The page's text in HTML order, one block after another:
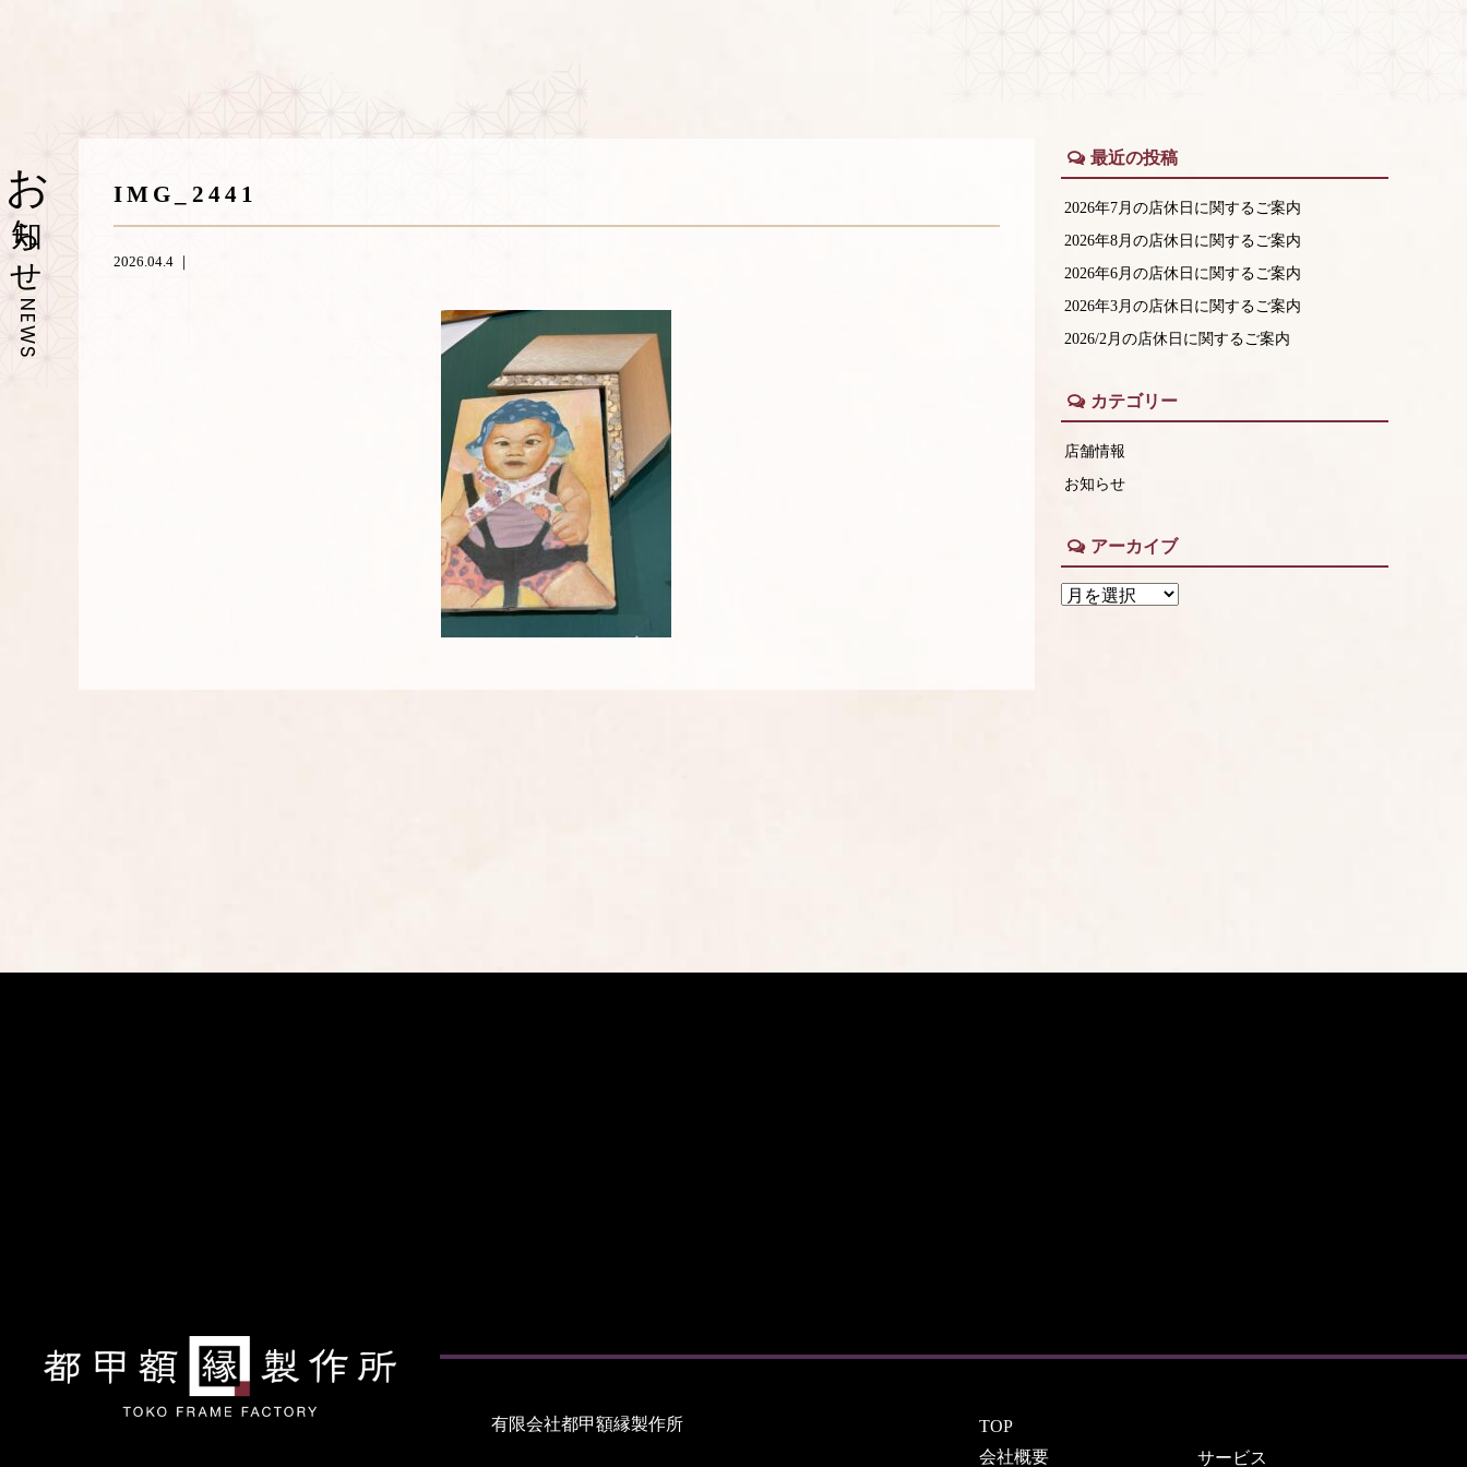
お
知らせ
NEWS
IMG_2441
2026.04.4 ｜
最近の投稿
2026年7月の店休日に関するご案内
2026年8月の店休日に関するご案内
2026年6月の店休日に関するご案内
2026年3月の店休日に関するご案内
2026/2月の店休日に関するご案内
カテゴリー
店舗情報
お知らせ
アーカイブ
有限会社都甲額縁製作所
TOP
会社概要
サービス